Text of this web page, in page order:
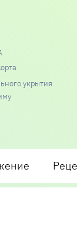
укрытия